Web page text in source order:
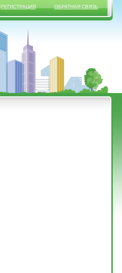
РЕГИСТРАЦИЯ ОБРАТНАЯ СВЯЗЬ